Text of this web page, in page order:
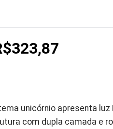
unicórnio apresenta luz
com dupla camada e